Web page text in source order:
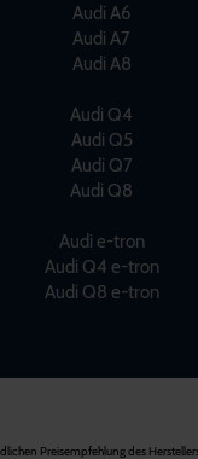
Audi A6
Audi A7
Audi A8
Audi Q4
Audi Q5
Audi Q7
Audi Q8
Audi e-tron
Audi Q4 e-tron
Audi Q8 e-tron
Preisempfehlung des